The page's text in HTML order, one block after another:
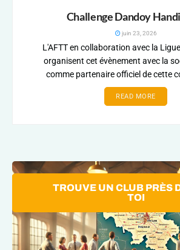
Challenge Dandoy
juin 23, 2026
L'AFTT en collaboration avec la
organisent cet évènement avec la
comme partenaire officiel de cette
READ MORE
TROUVE UN CLUB PRÈS
TOI